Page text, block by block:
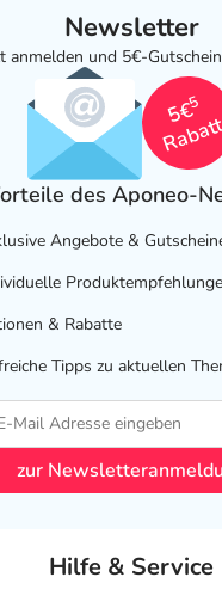
Newsletter
anmelden und 5€-Gutschein
5€
5
des Aponeo-
Angebote &
& Rabatte
Tipps zu aktuellen
zur
Hilfe & Service